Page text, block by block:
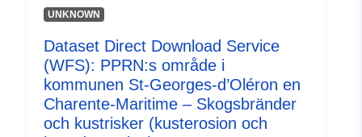
det godkända RPP. Denna godkända omkrets är en
omfattning motsvarar det omfång i vilket farorna
undersöktes.
UNKNOWN
Dataset Direct Download Service
(WFS): PPRN:s område i
kommunen St-Georges-d’Oléron en
Charente-Maritime – Skogsbränder
och kustrisker (kusterosion och